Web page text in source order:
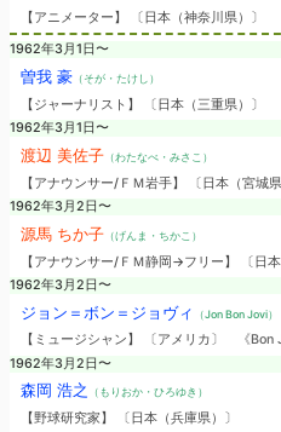
【アニメーター】 〔日本（神奈川県）〕
1962年3月1日〜
曽我 豪（そが・たけし）
【ジャーナリスト】 〔日本（三重県）〕
1962年3月1日〜
渡辺 美佐子（わたなべ・みさこ）
【アナウンサー/ＦＭ岩手】 〔日本（宮城県
1962年3月2日〜
源馬 ちか子（げんま・ちかこ）
【アナウンサー/ＦＭ静岡→フリー】 〔日本
1962年3月2日〜
ジョン＝ボン＝ジョヴィ （Jon Bon Jovi）
【ミュージシャン】 〔アメリカ〕
《
1962年3月2日〜
森岡 浩之 （もりおか・ひろゆき）
【野球研究家】 〔日本（兵庫県）〕